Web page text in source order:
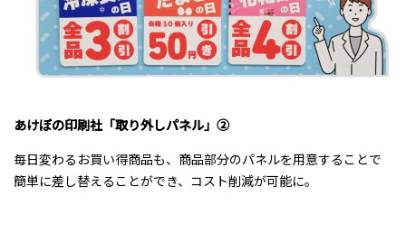
あけぼの印刷社「取り外しパネル」②
毎日変わるお買い得商品も、商品部分のパネルを用意することで
簡単に差し替えることができ、コスト削減が可能に。